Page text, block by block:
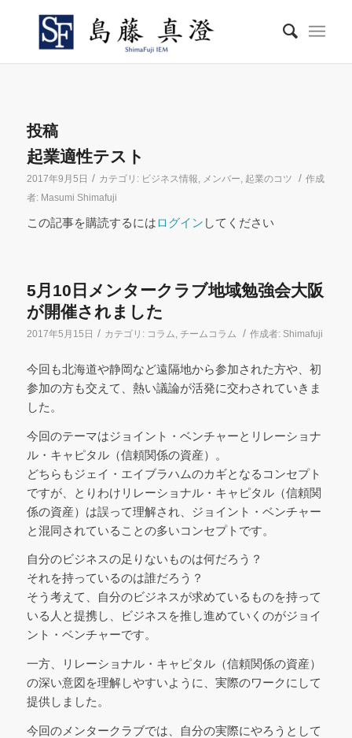
投稿
起業適性テスト
2017年9月5日 / カテゴリ: ビジネス情報, メンバー, 起業のコツ / 作成
者: Masumi Shimafuji
この記事を購読するにはログイン してください
5月10日メンタークラブ地域勉強会大阪
が開催されました
2017年5月15日 / カテゴリ: コラム, チームコラム / 作成者: Shimafuji
今回も北海道や静岡など遠隔地から参加された方や、初
参加の方も交えて、熱い議論が活発に交わされていきま
した。
今回のテーマはジョイント・ベンチャーとリレーショナ
ル・キャピタル（信頼関係の資産）。
どちらもジェイ・エイブラハムのカギとなるコンセプト
ですが、とりわけリレーショナル・キャピタル（信頼関
係の資産）は誤って理解され、ジョイント・ベンチャー
と混同されていることの多いコンセプトです。
自分のビジネスの足りないものは何だろう？
それを持っているのは誰だろう？
そう考えて、自分のビジネスが求めているものを持って
いる人と提携し、ビジネスを推し進めていくのがジョイ
ント・ベンチャーです。
一方、リレーショナル・キャピタル（信頼関係の資産）
の深い意図を理解しやすいように、実際のワークにして
提供しました。
今回のメンタークラブでは、自分の実際にやろうとして